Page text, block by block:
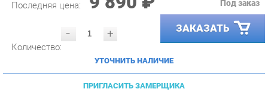
- + ЗАКАЗАТЬ
УТОЧНИТЬ НАЛИЧИЕ
ПРИГЛАСИТЬ ЗАМЕРЩИКА
ГАРАНТИЯ ЛУЧШЕЙ ЦЕНЫ